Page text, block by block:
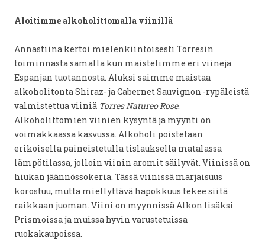
Aloitimme alkoholittomalla viinillä
Annastiina kertoi mielenkiintoisesti Torresin
toiminnasta samalla kun maistelimme eri viinejä
Espanjan tuotannosta. Aluksi saimme maistaa
alkoholitonta Shiraz- ja Cabernet Sauvignon -rypäleistä
valmistettua viiniä Torres Natureo Rose.
Alkoholittomien viinien kysyntä ja myynti on
voimakkaassa kasvussa. Alkoholi poistetaan
erikoisella paineistetulla tislauksella matalassa
lämpötilassa, jolloin viinin aromit säilyvät. Viinissä on
hiukan jäännössokeria. Tässä viinissä marjaisuus
korostuu, mutta miellyttävä hapokkuus tekee siitä
raikkaan juoman. Viini on myynnissä Alkon lisäksi
Prismoissa ja muissa hyvin varustetuissa
ruokakaupoissa.